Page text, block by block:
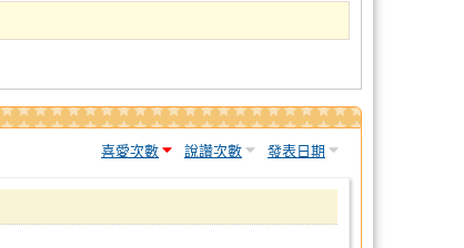
喜愛次數 說讚次數 發表日期